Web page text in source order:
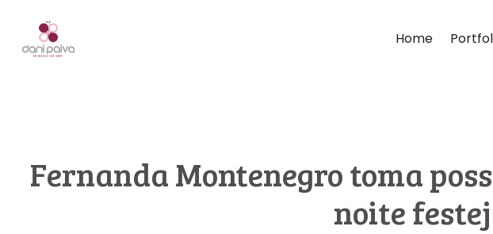
Home
Fernanda Montenegro toma
noite